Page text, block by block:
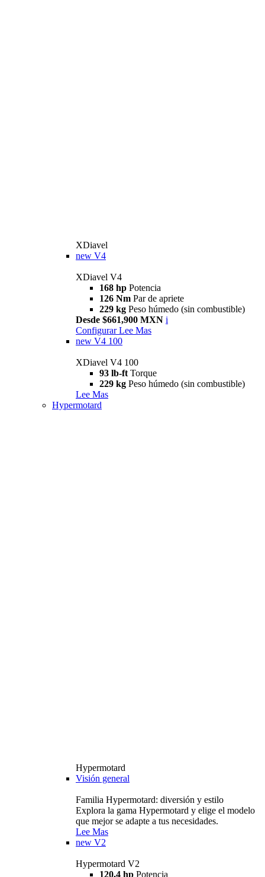
XDiavel
new V4
XDiavel V4
168 hp Potencia
126 Nm Par de apriete
229 kg Peso húmedo (sin combustible)
Desde $661,900 MXN i
Configurar Lee Mas
new V4 100
XDiavel V4 100
93 lb-ft Torque
229 kg Peso húmedo (sin combustible)
Lee Mas
Hypermotard
Hypermotard
Visión general
Familia Hypermotard: diversión y estilo
Explora la gama Hypermotard y elige el modelo
que mejor se adapte a tus necesidades.
Lee Mas
new V2
Hypermotard V2
120,4 hp Potencia